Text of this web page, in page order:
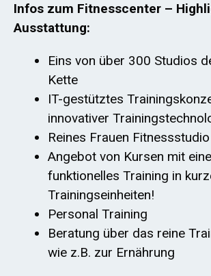
Infos zum Fitnesscenter –
Ausstattung:
Eins von über 300 Studios
Kette
IT-gestütztes
innovativer
Reines Frauen Fitnessstudio
Angebot von Kursen mit
funktionelles Training in
Trainingseinheiten!
Personal Training
Beratung über das reine
wie z.B. zur Ernährung